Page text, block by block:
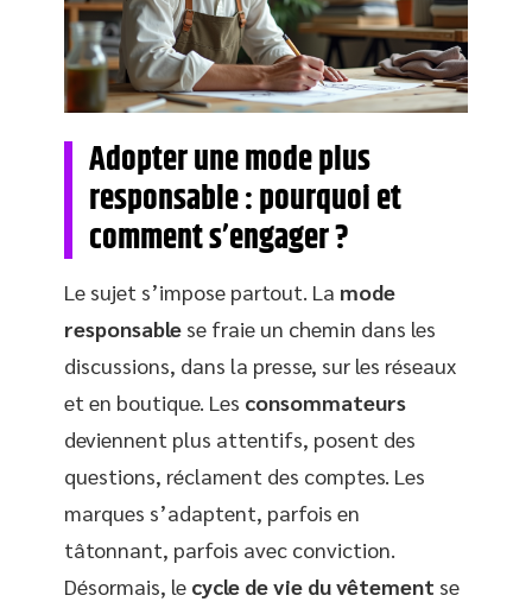
Adopter une mode plus
responsable : pourquoi et
comment s’engager ?
Le sujet s’impose partout. La mode
responsable se fraie un chemin dans les
discussions, dans la presse, sur les réseaux
et en boutique. Les consommateurs
deviennent plus attentifs, posent des
questions, réclament des comptes. Les
marques s’adaptent, parfois en
tâtonnant, parfois avec conviction.
Désormais, le cycle de vie du vêtement se